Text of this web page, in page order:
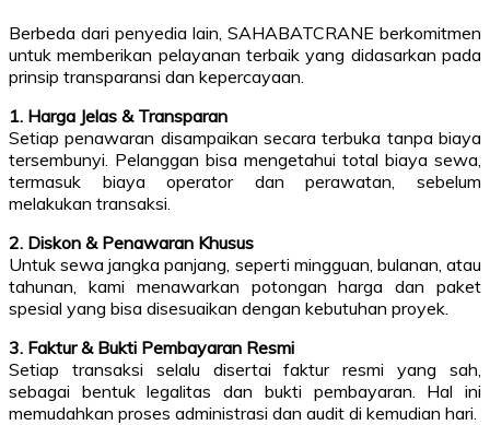
Berbeda dari penyedia lain, SAHABATCRANE berkomitmen
untuk memberikan pelayanan terbaik yang didasarkan pada
prinsip transparansi dan kepercayaan.
1. Harga Jelas & Transparan
Setiap penawaran disampaikan secara terbuka tanpa biaya
tersembunyi. Pelanggan bisa mengetahui total biaya sewa,
termasuk biaya operator dan perawatan, sebelum
melakukan transaksi.
2. Diskon & Penawaran Khusus
Untuk sewa jangka panjang, seperti mingguan, bulanan, atau
tahunan, kami menawarkan potongan harga dan paket
spesial yang bisa disesuaikan dengan kebutuhan proyek.
3. Faktur & Bukti Pembayaran Resmi
Setiap transaksi selalu disertai faktur resmi yang sah,
sebagai bentuk legalitas dan bukti pembayaran. Hal ini
memudahkan proses administrasi dan audit di kemudian hari.